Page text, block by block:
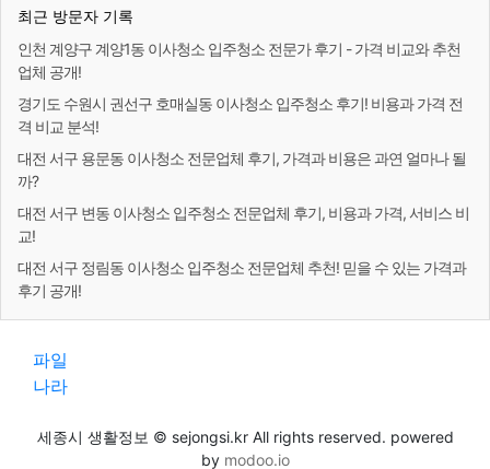
최근 방문자 기록
인천 계양구 계양1동 이사청소 입주청소 전문가 후기 - 가격 비교와 추천
업체 공개!
경기도 수원시 권선구 호매실동 이사청소 입주청소 후기! 비용과 가격 전
격 비교 분석!
대전 서구 용문동 이사청소 전문업체 후기, 가격과 비용은 과연 얼마나 될
까?
대전 서구 변동 이사청소 입주청소 전문업체 후기, 비용과 가격, 서비스 비
교!
대전 서구 정림동 이사청소 입주청소 전문업체 추천! 믿을 수 있는 가격과
후기 공개!
파일
나라
세종시 생활정보 © sejongsi.kr All rights reserved. powered
by modoo.io